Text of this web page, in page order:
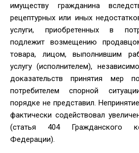
имуществу гражданина
рецептурных или иных
услуги, приобретенных в
подлежит возмещению
товара, лицом, выполнившим
услугу (исполнителем),
доказательств принятия мер
потребителем спорной
порядке не представил.
фактически содействовал
(статья 404 Гражданского
Федерации).